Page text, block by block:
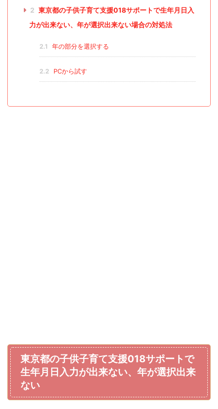
2 東京都の子供子育て支援018サポートで生年月日入
力が出来ない、年が選択出来ない場合の対処法
2.1 年の部分を選択する
2.2 PCから試す
東京都の子供子育て支援018サポートで
生年月日入力が出来ない、年が選択出来
ない